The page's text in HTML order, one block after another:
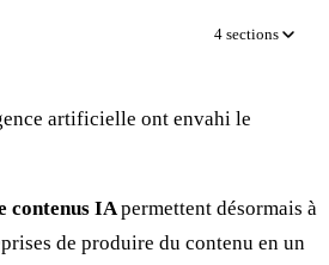
4 sections
artificielle ont envahi le
contenus IApermettent désormais à
de produire du contenu en un